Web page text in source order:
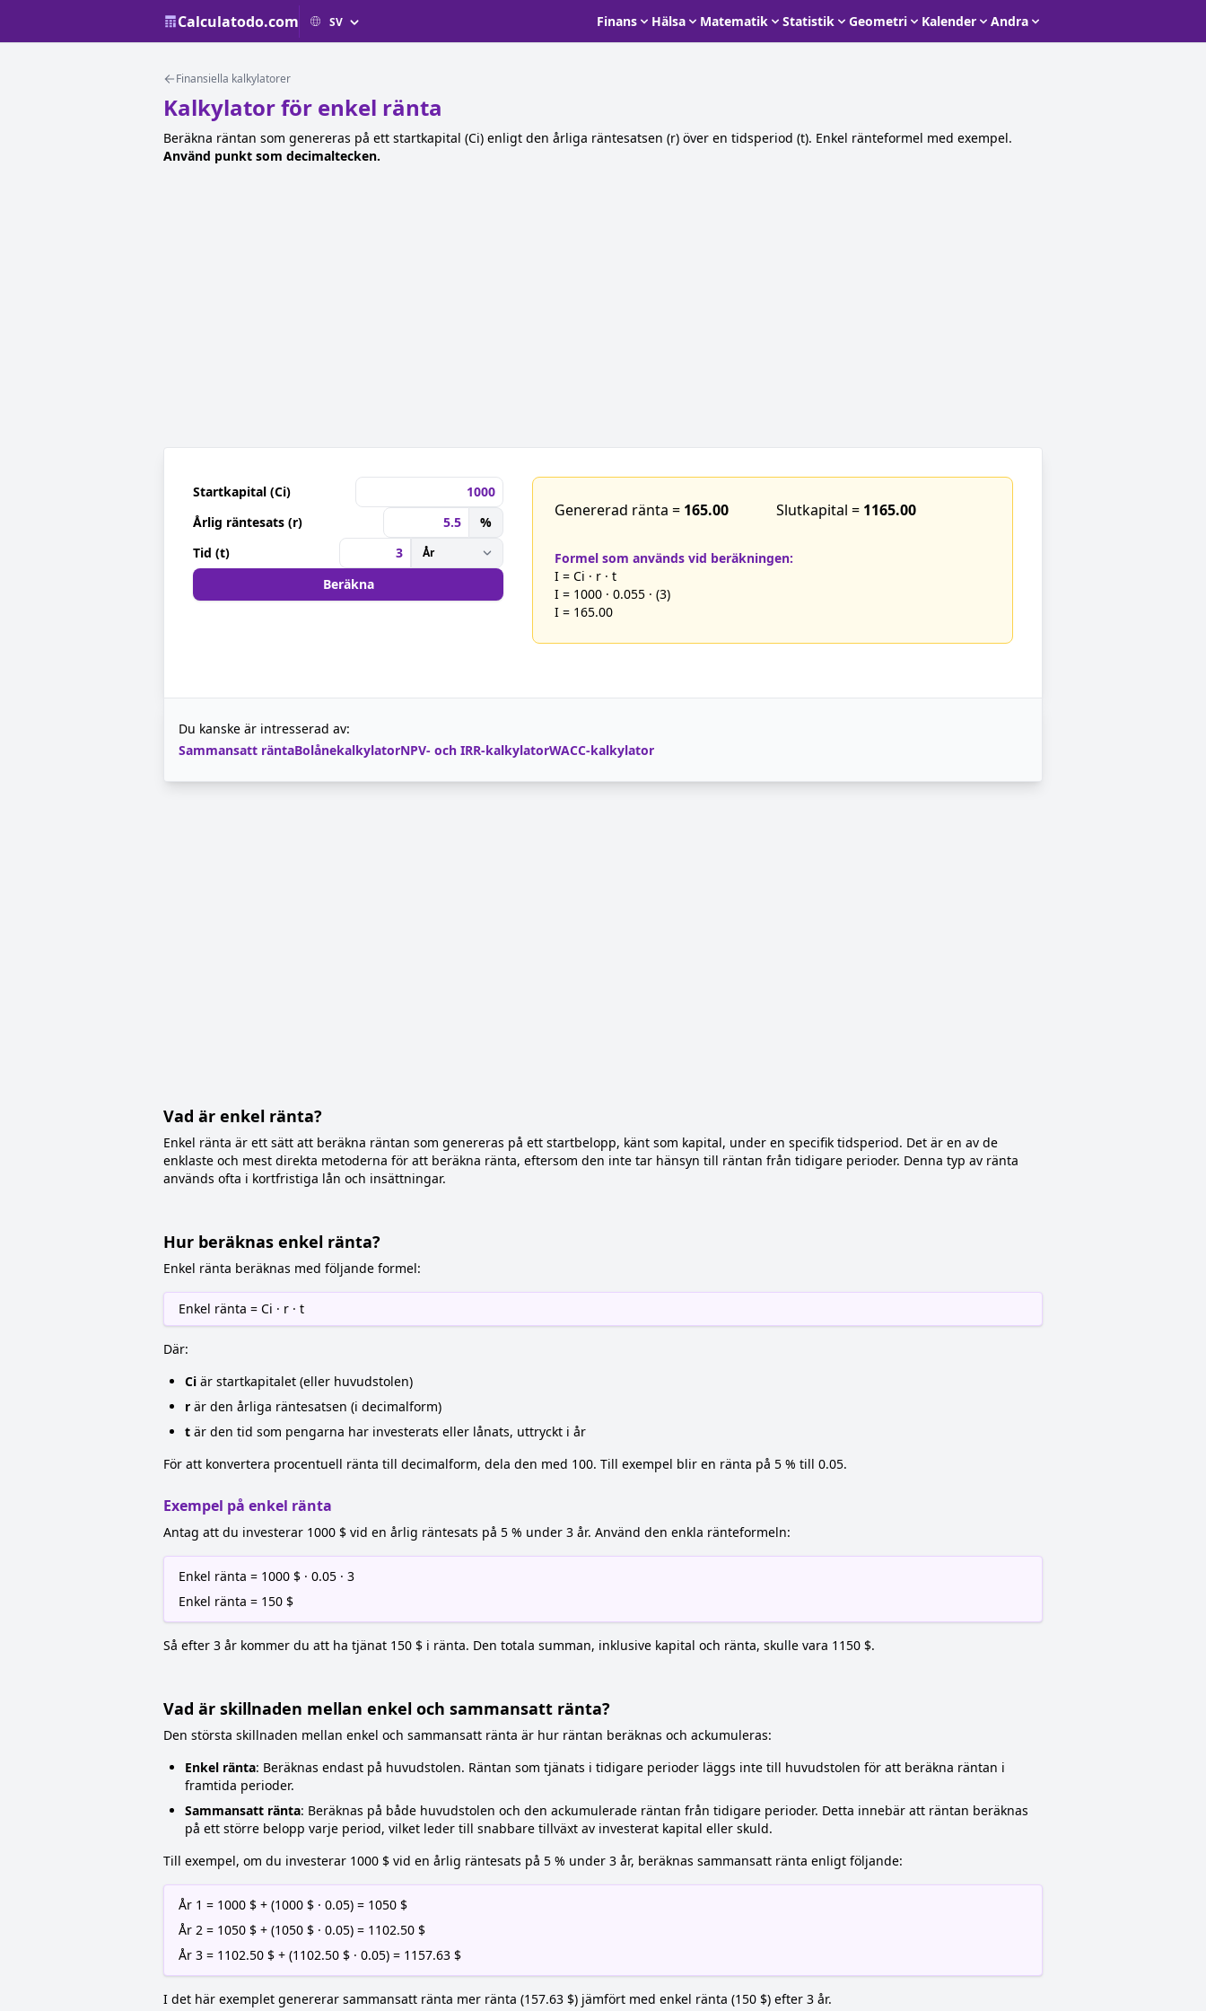
Calculatodo.com Finans Hälsa Matematik Statistik Geometri Kalender Andra
Finansiella kalkylatorer
Kalkylator för enkel ränta
Beräkna räntan som genereras på ett startkapital (Ci) enligt den årliga räntesatsen (r) över en tidsperiod (t). Enkel ränteformel med exempel.
Använd punkt som decimaltecken.
Startkapital (Ci)
Årlig räntesats (r)
%
Tid (t)
Beräkna
Genererad ränta = 165.00 Slutkapital = 1165.00
Formel som används vid beräkningen:
I = Ci · r · t
I = 1000 · 0.055 · (3)
I = 165.00
Du kanske är intresserad av:
Sammansatt räntaBolånekalkylatorNPV- och IRR-kalkylatorWACC-kalkylator
Vad är enkel ränta?
Enkel ränta är ett sätt att beräkna räntan som genereras på ett startbelopp, känt som kapital, under en specifik tidsperiod. Det är en av de
enklaste och mest direkta metoderna för att beräkna ränta, eftersom den inte tar hänsyn till räntan från tidigare perioder. Denna typ av ränta
används ofta i kortfristiga lån och insättningar.
Hur beräknas enkel ränta?
Enkel ränta beräknas med följande formel:
Enkel ränta = Ci · r · t
Där:
Ci är startkapitalet (eller huvudstolen)
r är den årliga räntesatsen (i decimalform)
t är den tid som pengarna har investerats eller lånats, uttryckt i år
För att konvertera procentuell ränta till decimalform, dela den med 100. Till exempel blir en ränta på 5 % till 0.05.
Exempel på enkel ränta
Antag att du investerar 1000 $ vid en årlig räntesats på 5 % under 3 år. Använd den enkla ränteformeln:
Enkel ränta = 1000 $ · 0.05 · 3
Enkel ränta = 150 $
Så efter 3 år kommer du att ha tjänat 150 $ i ränta. Den totala summan, inklusive kapital och ränta, skulle vara 1150 $.
Vad är skillnaden mellan enkel och sammansatt ränta?
Den största skillnaden mellan enkel och sammansatt ränta är hur räntan beräknas och ackumuleras:
Enkel ränta: Beräknas endast på huvudstolen. Räntan som tjänats i tidigare perioder läggs inte till huvudstolen för att beräkna räntan i
framtida perioder.
Sammansatt ränta: Beräknas på både huvudstolen och den ackumulerade räntan från tidigare perioder. Detta innebär att räntan beräknas
på ett större belopp varje period, vilket leder till snabbare tillväxt av investerat kapital eller skuld.
Till exempel, om du investerar 1000 $ vid en årlig räntesats på 5 % under 3 år, beräknas sammansatt ränta enligt följande:
År 1 = 1000 $ + (1000 $ · 0.05) = 1050 $
År 2 = 1050 $ + (1050 $ · 0.05) = 1102.50 $
År 3 = 1102.50 $ + (1102.50 $ · 0.05) = 1157.63 $
I det här exemplet genererar sammansatt ränta mer ränta (157.63 $) jämfört med enkel ränta (150 $) efter 3 år.